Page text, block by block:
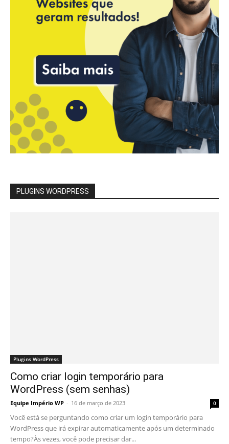
PLUGINS WORDPRESS
Plugins WordPress
Como criar login temporário para
WordPress (sem senhas)
Equipe Império WP - 16 de março de 2023 0
Você está se perguntando como criar um login temporário para
WordPress que irá expirar automaticamente após um determinado
tempo?Às vezes, você pode precisar dar...